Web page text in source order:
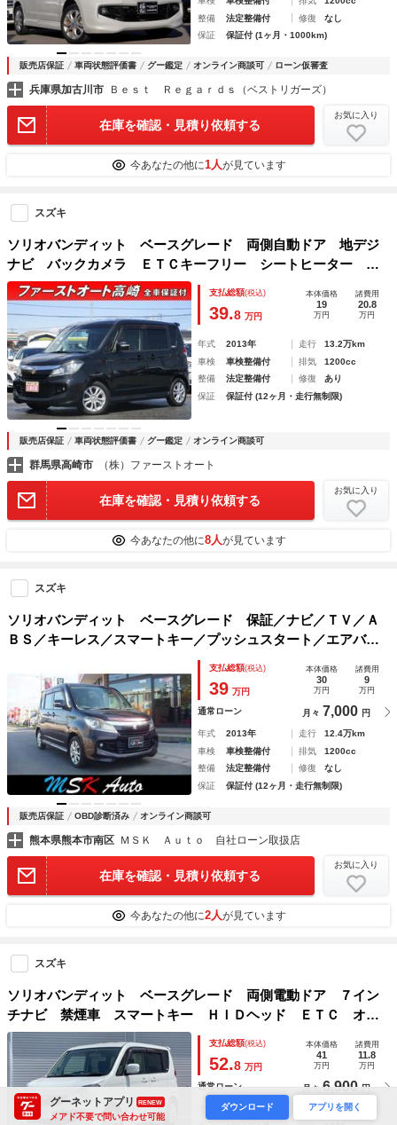
整備
法定整備付 修復
なし
保証
保証付 (1ヶ月・1000km)
販売店保証 車両状態評価書 グー鑑定 オンライン商談可 ローン仮審査
兵庫県加古川市 Ｂｅｓｔ Ｒｅｇａｒｄｓ（ベストリガーズ）
在庫を確認・見積り依頼する
お気に入り
今あなたの他に1人が見ています
スズキ
ソリオバンディット ベースグレード 両側自動ドア 地デジ
ナビ バックカメラ ＥＴＣキーフリー シートヒーター 保
証１年付
支払総額(税込)
39.8 万円
本体価格
19
万円
諸費用
20.8
万円
年式 2013年 走行
13.2万km
車検
車検整備付 排気
1200cc
整備
法定整備付 修復
あり
保証
保証付 (12ヶ月・走行無制限)
販売店保証 車両状態評価書 グー鑑定 オンライン商談可
群馬県高崎市 （株）ファーストオート
在庫を確認・見積り依頼する
お気に入り
今あなたの他に8人が見ています
スズキ
ソリオバンディット ベースグレード 保証／ナビ／ＴＶ／Ａ
ＢＳ／キーレス／スマートキー／プッシュスタート／エアバッ
グ／エアコン／パワーステアリング／パワーウィンドウ／盗難
防止システム／衝突安全ボディ／ウォークスルー／純正アルミ
支払総額(税込)
39 万円
本体価格
30
万円
諸費用
9
万円
通常ローン 月々 7,000 円
年式 2013年 走行
12.4万km
車検
車検整備付 排気
1200cc
整備
法定整備付 修復
なし
保証
保証付 (12ヶ月・走行無制限)
販売店保証 OBD診断済み オンライン商談可
熊本県熊本市南区 ＭＳＫ Ａｕｔｏ 自社ローン取扱店
在庫を確認・見積り依頼する
お気に入り
今あなたの他に2人が見ています
スズキ
ソリオバンディット ベースグレード 両側電動ドア ７イン
チナビ 禁煙車 スマートキー ＨＩＤヘッド ＥＴＣ オー
トライト オートエアコン ＣＤ ＤＶＤ再生 フルセグ ス
テアリングスイッチ
支払総額(税込)
52.8 万円
本体価格
41
万円
諸費用
11.8
万円
通常ローン 月々 6,900 円
2012年 走行
11.5万km
グーネットアプリ RENEW
メアド不要で問い合わせ可能
ダウンロード アプリを開く